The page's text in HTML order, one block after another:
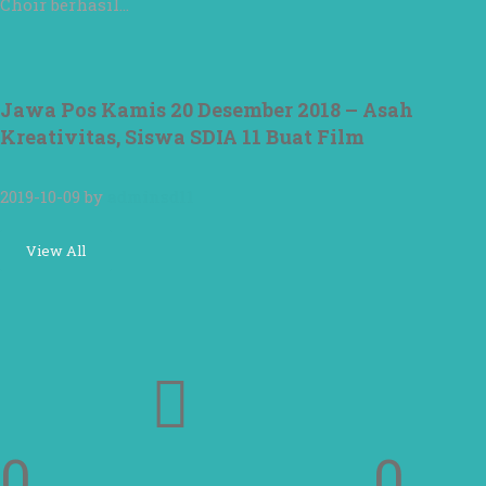
Choir berhasil…
Jawa Pos Kamis 20 Desember 2018 – Asah
Kreativitas, Siswa SDIA 11 Buat Film
2019-10-09by
View All